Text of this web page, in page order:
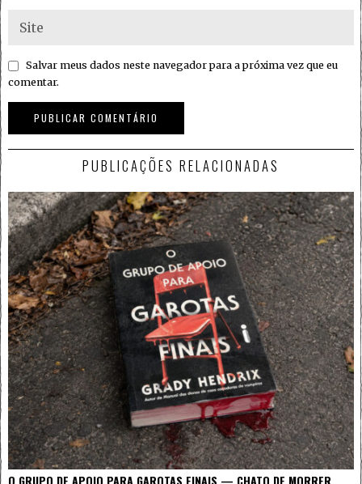
Salvar meus dados neste navegador para a próxima vez que eu
comentar.
PUBLICAÇÕES RELACIONADAS
O GRUPO DE APOIO PARA GAROTAS FINAIS — CHATO DE MORRER